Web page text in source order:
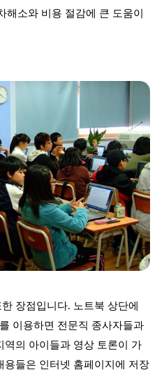
해소와 비용 절감에 큰 도움이
장점입니다. 노트북 상단에
이용하면 전문직 종사자들과
역의 아이들과 영상 토론이 가
용들은 인터넷 홈페이지에 저장